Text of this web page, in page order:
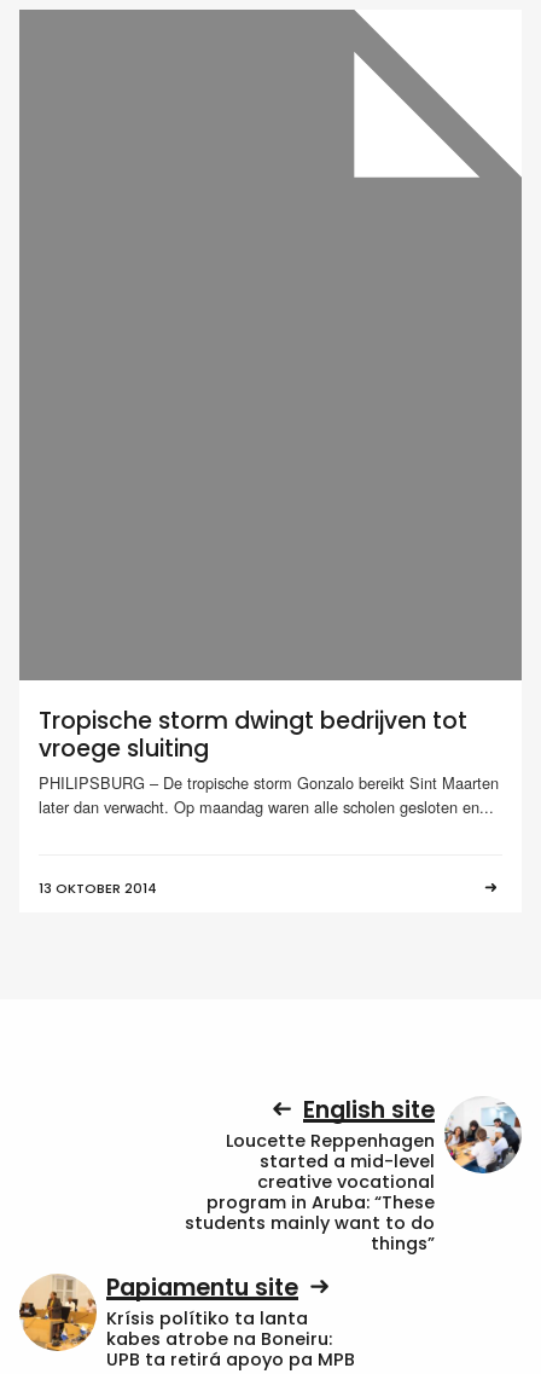
Tropische storm dwingt bedrijven tot
vroege sluiting
PHILIPSBURG – De tropische storm Gonzalo bereikt Sint Maarten
later dan verwacht. Op maandag waren alle scholen gesloten en...
13 OKTOBER 2014
English site
Loucette Reppenhagen
started a mid-level
creative vocational
program in Aruba: “These
students mainly want to do
things”
Papiamentu site
Krísis polítiko ta lanta
kabes atrobe na Boneiru:
UPB ta retirá apoyo pa MPB